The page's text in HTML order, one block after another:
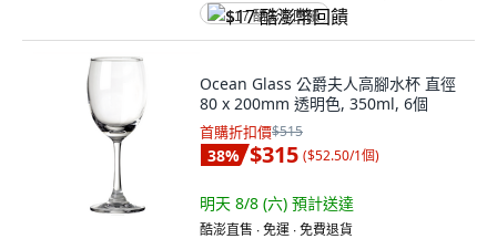
$17 酷澎幣回饋
Ocean Glass 公爵夫人高腳水杯 直徑
80 x 200mm 透明色, 350ml, 6個
首購折扣價$515
38% $315 ($52.50/1個)
明天 8/8 (六) 預計送達
酷澎直售 ∙ 免運 ∙ 免費退貨